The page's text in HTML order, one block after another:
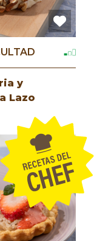
y
Lazo